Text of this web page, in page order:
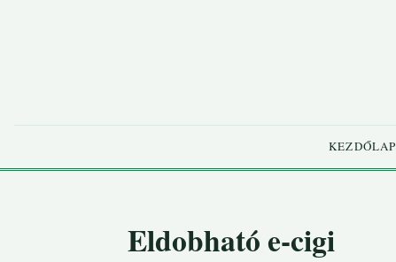
KEZDŐLAP
Eldobható e-cigi